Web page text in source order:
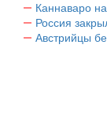
Каннаваро
Россия
Австрийцы